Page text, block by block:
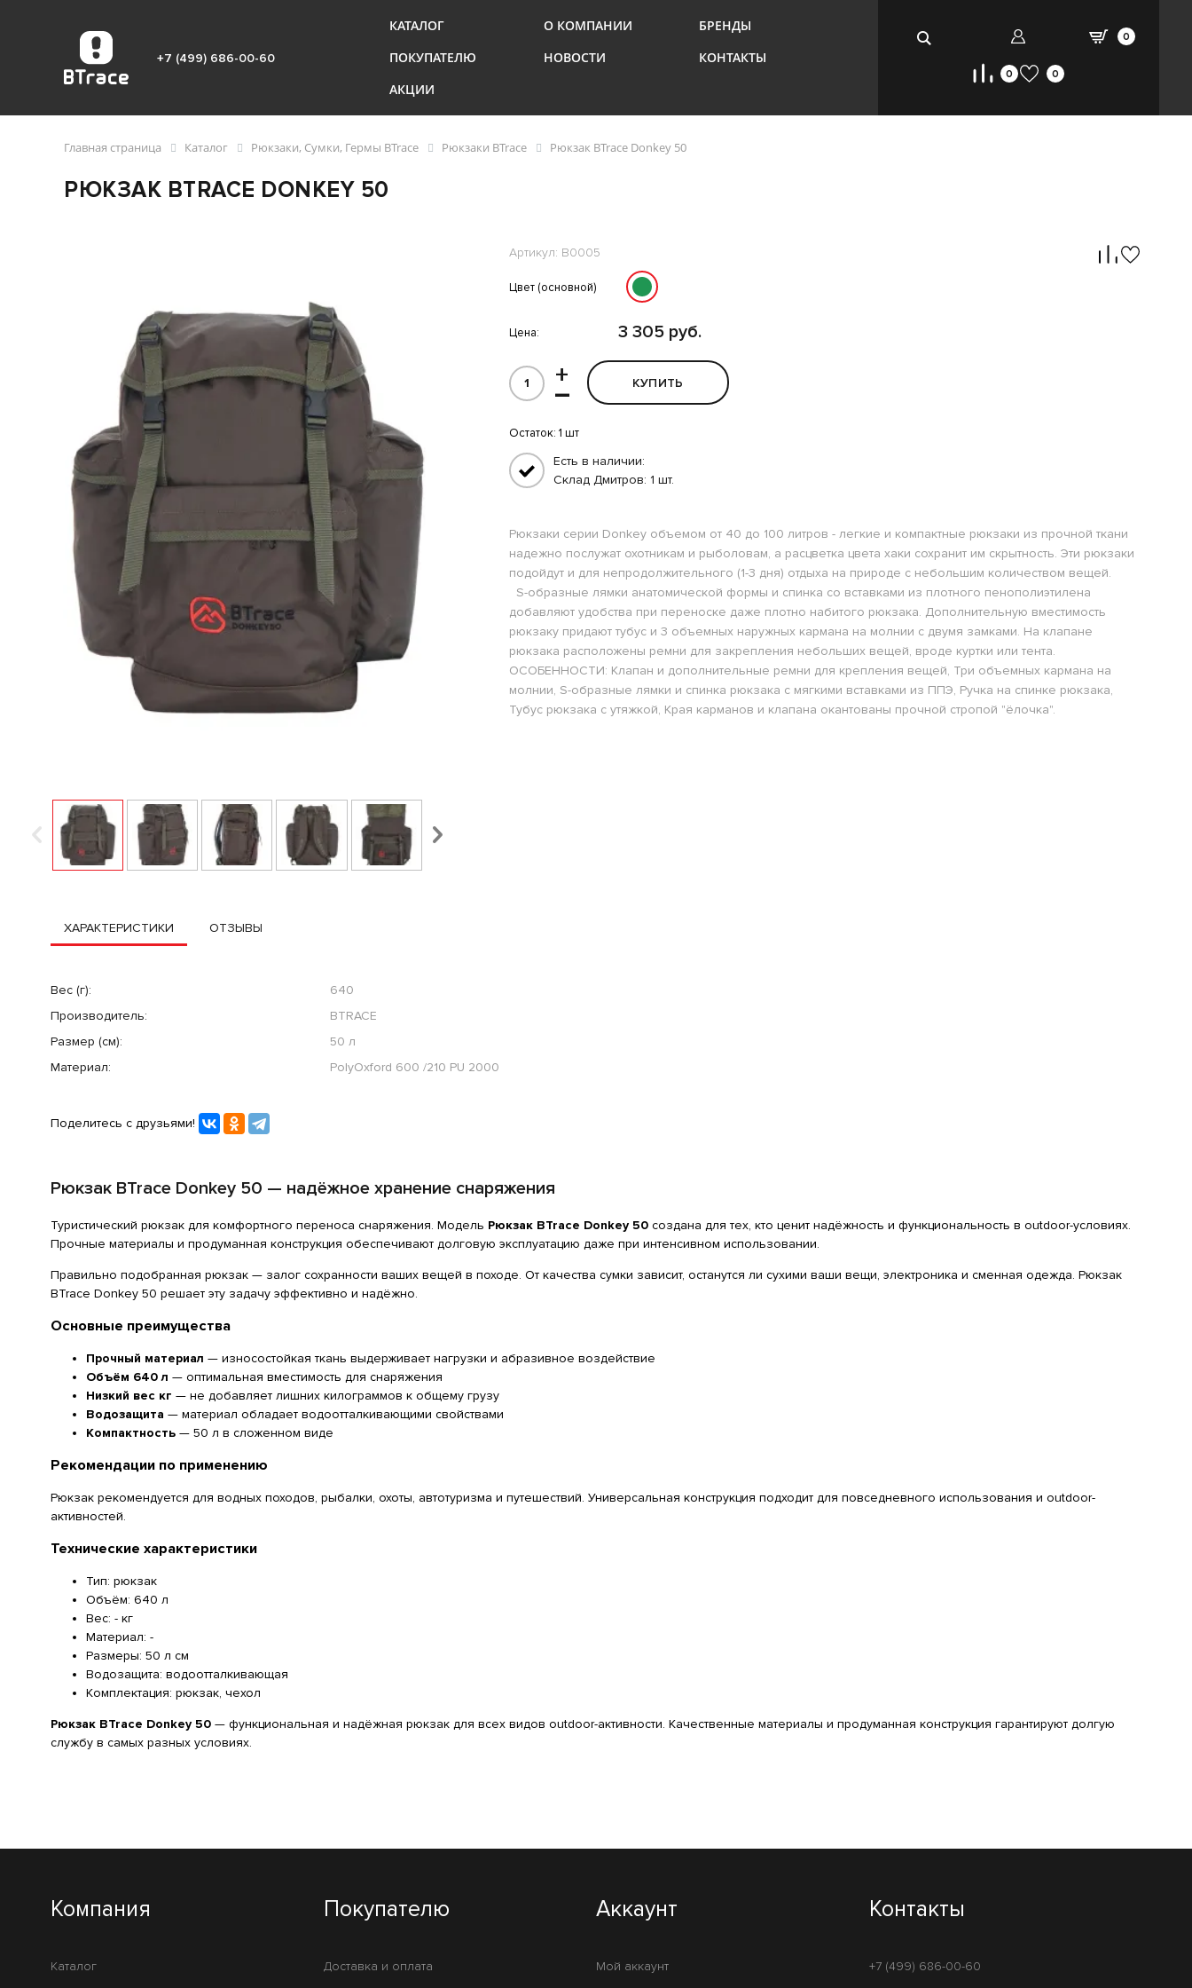
+7 (499) 686-00-60
КАТАЛОГ О КОМПАНИИ
БРЕНДЫ
ПОКУПАТЕЛЮ
НОВОСТИ
КОНТАКТЫ
АКЦИИ
0
0 0
Главная страница Каталог Рюкзаки, Сумки, Гермы BTrace Рюкзаки BTrace Рюкзак BTrace Donkey 50
РЮКЗАК BTRACE DONKEY 50
Артикул: B0005
Цвет (основной)
Цена: 3 305 руб.
–
+ КУПИТЬ
Остаток: 1 шт
Есть в наличии:
Склад Дмитров: 1 шт.
Рюкзаки серии Donkey объемом от 40 до 100 литров - легкие и компактные рюкзаки из прочной ткани
надежно послужат охотникам и рыболовам, а расцветка цвета хаки сохранит им скрытность. Эти рюкзаки
подойдут и для непродолжительного (1-3 дня) отдыха на природе с небольшим количеством вещей.
S-образные лямки анатомической формы и спинка со вставками из плотного пенополиэтилена
добавляют удобства при переноске даже плотно набитого рюкзака. Дополнительную вместимость
рюкзаку придают тубус и 3 объемных наружных кармана на молнии с двумя замками. На клапане
рюкзака расположены ремни для закрепления небольших вещей, вроде куртки или тента.
ОСОБЕННОСТИ: Клапан и дополнительные ремни для крепления вещей, Три объемных кармана на
молнии, S-образные лямки и спинка рюкзака с мягкими вставками из ППЭ, Ручка на спинке рюкзака,
Тубус рюкзака с утяжкой, Края карманов и клапана окантованы прочной стропой "ёлочка".
ХАРАКТЕРИСТИКИ ОТЗЫВЫ
Вес (г):
640
Производитель:
BTRACE
Размер (см):
50 л
Материал:
PolyOxford 600 /210 PU 2000
Поделитесь с друзьями!
Рюкзак BTrace Donkey 50 — надёжное хранение снаряжения
Туристический рюкзак для комфортного переноса снаряжения. Модель Рюкзак BTrace Donkey 50 создана для тех, кто ценит надёжность и функциональность в outdoor-условиях.
Прочные материалы и продуманная конструкция обеспечивают долговую эксплуатацию даже при интенсивном использовании.
Правильно подобранная рюкзак — залог сохранности ваших вещей в походе. От качества сумки зависит, останутся ли сухими ваши вещи, электроника и сменная одежда. Рюкзак
BTrace Donkey 50 решает эту задачу эффективно и надёжно.
Основные преимущества
Прочный материал — износостойкая ткань выдерживает нагрузки и абразивное воздействие
Объём 640 л — оптимальная вместимость для снаряжения
Низкий вес кг — не добавляет лишних килограммов к общему грузу
Водозащита — материал обладает водоотталкивающими свойствами
Компактность — 50 л в сложенном виде
Рекомендации по применению
Рюкзак рекомендуется для водных походов, рыбалки, охоты, автотуризма и путешествий. Универсальная конструкция подходит для повседневного использования и outdoor-
активностей.
Технические характеристики
Тип: рюкзак
Объём: 640 л
Вес: - кг
Материал: -
Размеры: 50 л см
Водозащита: водоотталкивающая
Комплектация: рюкзак, чехол
Рюкзак BTrace Donkey 50 — функциональная и надёжная рюкзак для всех видов outdoor-активности. Качественные материалы и продуманная конструкция гарантируют долгую
службу в самых разных условиях.
Компания
Каталог
Покупателю
Доставка и оплата
Аккаунт
Мой аккаунт
Контакты
+7 (499) 686-00-60